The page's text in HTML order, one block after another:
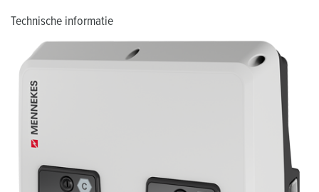
Technische informatie